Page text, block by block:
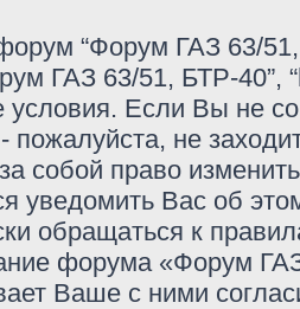
“Форум ГАЗ 63/
ГАЗ 63/51, БТР-40”,
Если Вы не
пожалуйста, не
собой право
уведомить Вас об
обращаться к
форума «Форум
Ваше с ними